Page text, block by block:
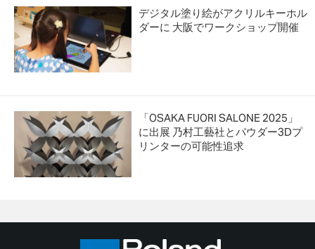
デジタル塗り絵がアクリルキーホル
ダーに 大阪でワークショップ開催
「OSAKA FUORI SALONE 2025」
に出展 乃村工藝社とパウダー3Dプ
リンターの可能性追求